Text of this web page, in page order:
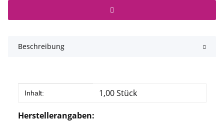
Beschreibung
Produkteigenschaft
Wert
Inhalt: 1,00 Stück
Herstellerangaben: